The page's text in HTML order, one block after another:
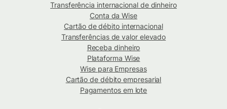
Transferência internacional de dinheiro
Conta da Wise
Cartão de débito internacional
Transferências de valor elevado
Receba dinheiro
Plataforma Wise
Wise para Empresas
Cartão de débito empresarial
Pagamentos em lote